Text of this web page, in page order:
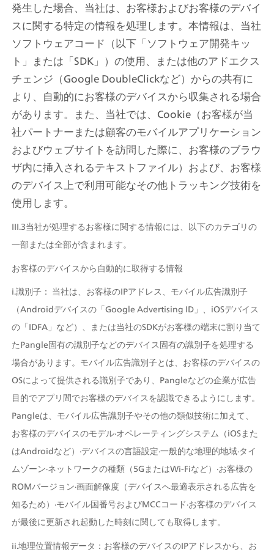
発生した場合、当社は、お客様およびお客様のデバイ
スに関する特定の情報を処理します。本情報は、当社
ソフトウェアコード（以下「ソフトウェア開発キッ
ト」または「SDK」）の使用、または他のアドエクス
チェンジ（Google DoubleClickなど）からの共有に
より、自動的にお客様のデバイスから収集される場合
があります。また、当社では、Cookie（お客様が当
社パートナーまたは顧客のモバイルアプリケーション
およびウェブサイトを訪問した際に、お客様のブラウ
ザ内に挿入されるテキストファイル）および、お客様
のデバイス上で利用可能なその他トラッキング技術を
使用します。
III.3当社が処理するお客様に関する情報には、以下のカテゴリの
一部または全部が含まれます。
お客様のデバイスから自動的に取得する情報
i.識別子： 当社は、お客様のIPアドレス、モバイル広告識別子
（Androidデバイスの「Google Advertising ID」、iOSデバイス
の「IDFA」など）、または当社のSDKがお客様の端末に割り当て
たPangle固有の識別子などのデバイス固有の識別子を処理する
場合があります。モバイル広告識別子とは、お客様のデバイスの
OSによって提供される識別子であり、Pangleなどの企業が広告
目的でアプリ間でお客様のデバイスを認識できるようにします。
Pangleは、モバイル広告識別子やその他の類似技術に加えて、
お客様のデバイスのモデル·オペレーティングシステム（iOSまた
はAndroidなど）·デバイスの言語設定·一般的な地理的地域·タイ
ムゾーン·ネットワークの種類（5GまたはWi-Fiなど）·お客様の
ROMバージョン·画面解像度（デバイスへ最適表示される広告を
知るため）·モバイル国番号およびMCCコード·お客様のデバイス
が最後に更新され起動した時刻に関しても取得します。
ii.地理位置情報データ：お客様のデバイスのIPアドレスから、お